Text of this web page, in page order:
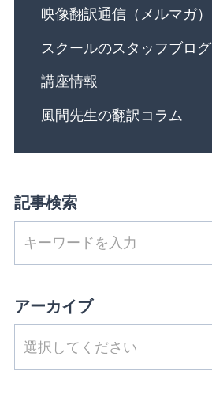
映像翻訳通信（メルマガ）
スクールのスタッフブログ
講座情報
風間先生の翻訳コラム
記事検索
アーカイブ